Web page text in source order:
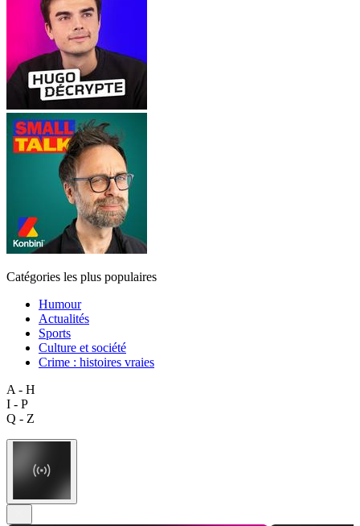
Catégories les plus populaires
Humour
Actualités
Sports
Culture et société
Crime : histoires vraies
A - H
I - P
Q - Z